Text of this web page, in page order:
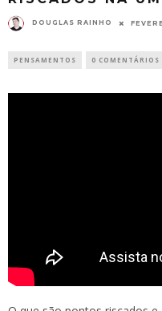
DOUGLAS RAINHO
PENSAMENTOS 0 COMENTÁRIOS